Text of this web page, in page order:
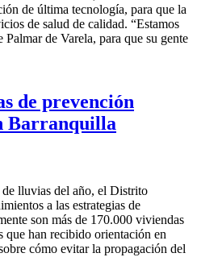
de última tecnología, para que la
de salud de calidad. “Estamos
de Varela, para que su gente
de prevención
Barranquilla
lluvias del año, el Distrito
a las estrategias de
son más de 170.000 viviendas
que han recibido orientación en
cómo evitar la propagación del